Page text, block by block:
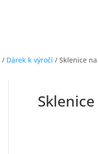
/ Dárek k výročí / Sklenice